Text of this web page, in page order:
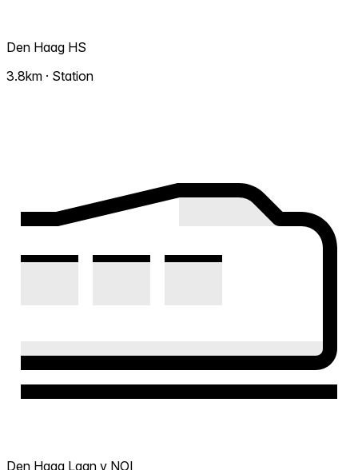
Den Haag HS
3.8km · Station
Den Haag Laan v NOI